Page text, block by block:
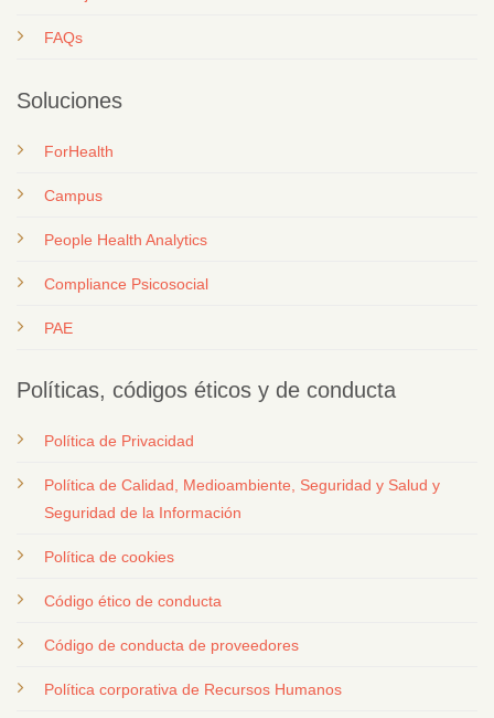
FAQs
Soluciones
ForHealth
Campus
People Health Analytics
Compliance Psicosocial
PAE
Políticas, códigos éticos y de conducta
Política de Privacidad
Política de Calidad, Medioambiente, Seguridad y Salud y
Seguridad de la Información
Política de cookies
Código ético de conducta
Código de conducta de proveedores
Política corporativa de Recursos Humanos